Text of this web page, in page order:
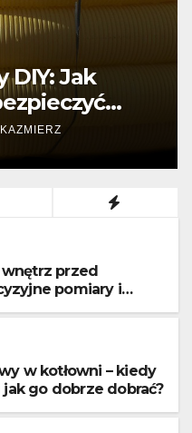
płyt OSB:
K i
wnętrz przed
pomiary i
w kotłowni – kiedy
go dobrze dobrać?